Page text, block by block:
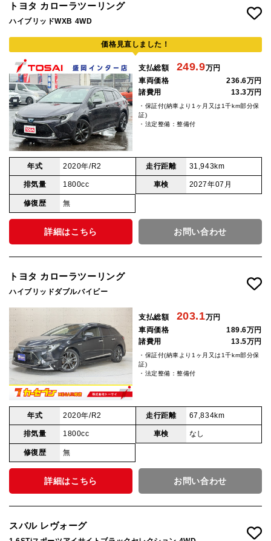
トヨタ カローラツーリング
ハイブリッドWXB 4WD
価格見直しました！
支払総額 249.9万円
車両価格
236.6万円
諸費用
13.3万円
・保証付(納車より1ヶ月又は1千km部分保
証)
・法定整備：整備付
年式 2020年/R2 走行距離 31,943km
排気量 1800cc 車検 2027年07月
修復歴 無
詳細はこちら お問い合わせ
トヨタ カローラツーリング
ハイブリッドダブルバイビー
支払総額 203.1万円
車両価格
189.6万円
諸費用
13.5万円
・保証付(納車より1ヶ月又は1千km部分保
証)
・法定整備：整備付
年式 2020年/R2 走行距離 67,834km
排気量 1800cc 車検 なし
修復歴 無
詳細はこちら お問い合わせ
スバル レヴォーグ